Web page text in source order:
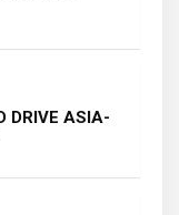
DRIVE ASIA-